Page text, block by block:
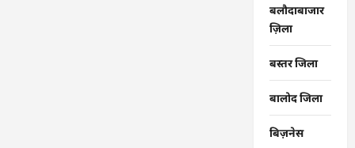
बलौदाबाजार
ज़िला
बस्तर जिला
बालोद जिला
बिज़नेस